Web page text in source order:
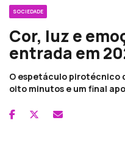
SOCIEDADE
Cor, luz e
entrada em
O espetáculo pirotécnico
oito minutos e um final